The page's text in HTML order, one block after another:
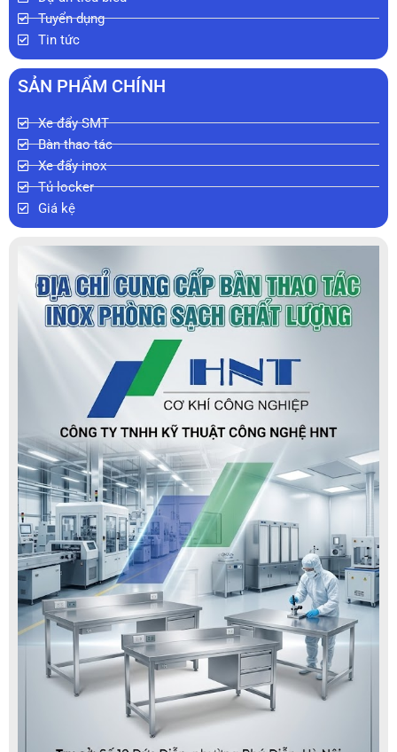
Tuyển dụng
Tin tức
SẢN PHẨM CHÍNH
Xe đẩy SMT
Bàn thao tác
Xe đẩy inox
Tủ locker
Giá kệ